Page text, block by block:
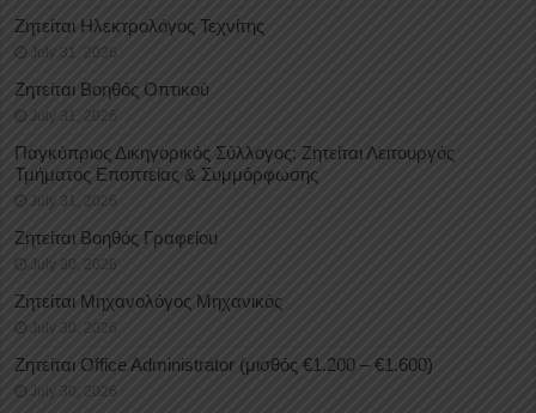
Ζητείται Ηλεκτρολόγος Τεχνίτης
July 31, 2026
Ζητείται Βοηθός Οπτικού
July 31, 2026
Παγκύπριος Δικηγορικός Σύλλογος: Ζητείται Λειτουργός
Τμήματος Εποπτείας & Συμμόρφωσης
July 31, 2026
Ζητείται Βοηθός Γραφείου
July 30, 2026
Ζητείται Μηχανολόγος Μηχανικός
July 30, 2026
Ζητείται Office Administrator (μισθός €1.200 – €1.600)
July 30, 2026